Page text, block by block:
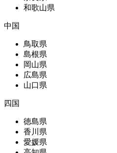
和歌山県
中国
鳥取県
島根県
岡山県
広島県
山口県
四国
徳島県
香川県
愛媛県